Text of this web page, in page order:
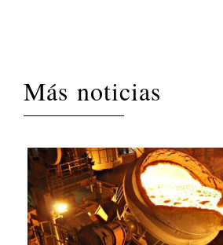
Más noticias